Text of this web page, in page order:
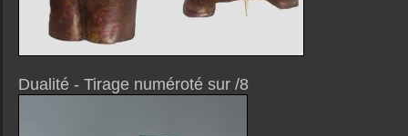
Dualité - Tirage numéroté sur /8